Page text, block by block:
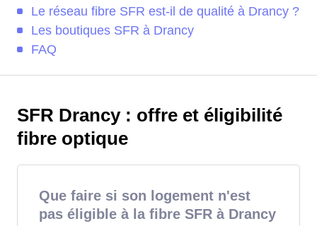
Le réseau fibre SFR est-il de qualité à Drancy ?
Les boutiques SFR à Drancy
FAQ
SFR Drancy : offre et éligibilité
fibre optique
Que faire si son logement n'est
pas éligible à la fibre SFR à Drancy